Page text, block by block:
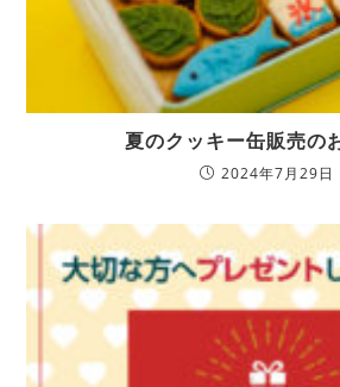
夏のクッキー缶販売の
2024年7月29日